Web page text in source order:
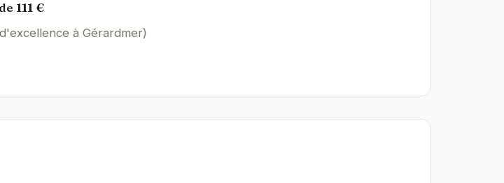
111 €
à Gérardmer)